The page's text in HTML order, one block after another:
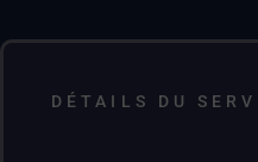
DÉTAILS DU